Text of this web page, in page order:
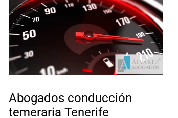
Abogados conducción
temeraria Tenerife